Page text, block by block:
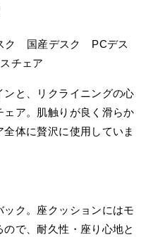
と、リクライニングの心
ア。肌触りが良く滑らか
体に贅沢に使用していま
ク。座クッションにはモ
で、耐久性・座り心地と